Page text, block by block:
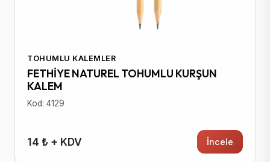
TOHUMLU KALEMLER
FETHİYE NATUREL TOHUMLU KURŞUN
KALEM
Kod: 4129
14 ₺ + KDV İncele